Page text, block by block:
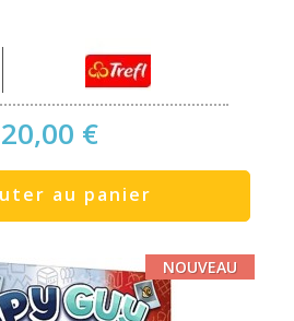
20,00 €
au panier
NOUVEAU